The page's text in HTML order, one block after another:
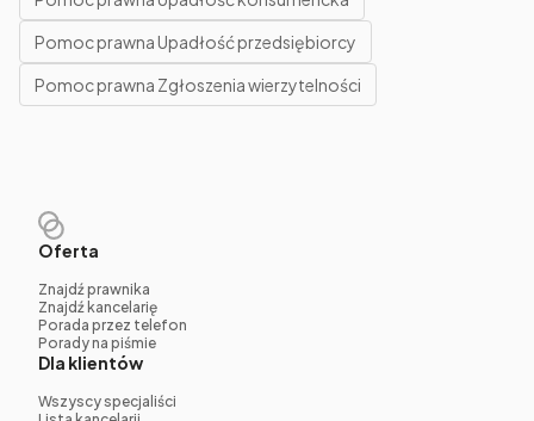
Pomoc prawna Upadłość przedsiębiorcy
Pomoc prawna Zgłoszenia wierzytelności
Oferta
Znajdź prawnika
Znajdź kancelarię
Porada przez telefon
Porady na piśmie
Dla klientów
Wszyscy specjaliści